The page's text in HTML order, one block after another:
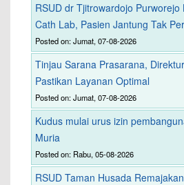
RSUD dr Tjitrowardojo
Cath Lab, Pasien Jantung Tak
Posted on: Jumat, 07-08-2026
Tinjau Sarana Prasarana,
Pastikan Layanan Optimal
Posted on: Jumat, 07-08-2026
Kudus mulai urus izin
Muria
Posted on: Rabu, 05-08-2026
RSUD Taman Husada